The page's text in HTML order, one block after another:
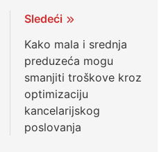
Sledeći
Kako mala i srednja
preduzeća mogu
smanjiti troškove kroz
optimizaciju
kancelarijskog
poslovanja